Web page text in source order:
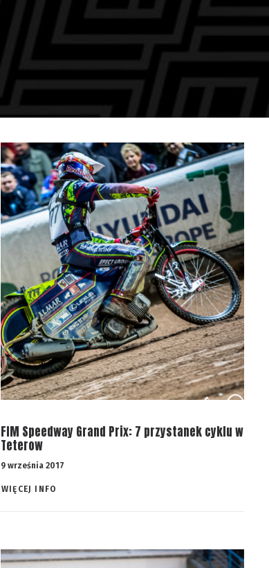
FIM Speedway Grand Prix: 7 przystanek cyklu w
Teterow
9 września 2017
WIĘCEJ INFO